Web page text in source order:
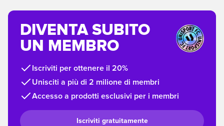
DIVENTA SUBITO
UN MEMBRO
Iscriviti per ottenere il 20%
Unisciti a più di 2 milione di membri
Accesso a prodotti esclusivi per i membri
Iscriviti gratuitamente